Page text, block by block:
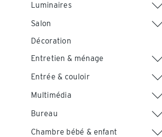
Luminaires
Salon
Décoration
Entretien & ménage
Entrée & couloir
Multimédia
Bureau
Chambre bébé & enfant